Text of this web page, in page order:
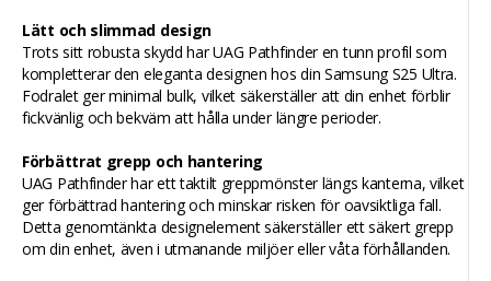
Lätt och slimmad design
Trots sitt robusta skydd har UAG Pathfinder en tunn profil som
kompletterar den eleganta designen hos din Samsung S25 Ultra.
Fodralet ger minimal bulk, vilket säkerställer att din enhet förblir
fickvänlig och bekväm att hålla under längre perioder.
Förbättrat grepp och hantering
UAG Pathfinder har ett taktilt greppmönster längs kanterna, vilket
ger förbättrad hantering och minskar risken för oavsiktliga fall.
Detta genomtänkta designelement säkerställer ett säkert grepp
om din enhet, även i utmanande miljöer eller våta förhållanden.